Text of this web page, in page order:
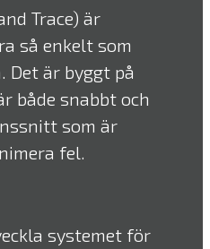
Trace) är
så enkelt som
Det är byggt på
både snabbt och
som är
fel.
systemet för